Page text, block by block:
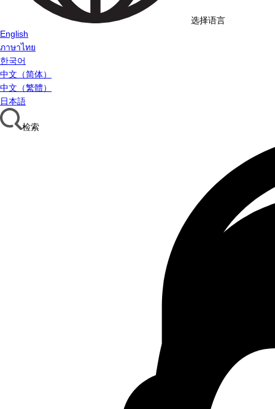
选择语言
English
ภาษาไทย
한국어
中文（简体）
中文（繁體）
日本語
检索